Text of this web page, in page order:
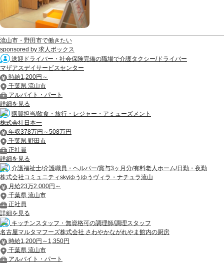
流山市・野田市で働きたい
sponsored by 求人ボックス
送迎ドライバー・社会保険完備の職場で介護タクシー/ドライバー
マザアスデイサービスセンター
時給1,200円～
千葉県 流山市
アルバイト・パート
詳細を見る
購買担当/飲食・旅行・レジャー・アミューズメント
株式会社日本一
年収378万円～508万円
千葉県 野田市
正社員
詳細を見る
介護福祉士/介護職員・ヘルパー/賞与3ヶ月分/有料老人ホーム/日勤・夜勤
株式会社コミュニティskyゆうゆうヴィラ・ナチュラ流山
月給23万2,000円～
千葉県 流山市
正社員
詳細を見る
キッチンスタッフ・無資格可の調理師/調理スタッフ
名古屋マルタマフーズ株式会社 さわやかながれやま館内の厨房
時給1,200円～1,350円
千葉県 流山市
アルバイト・パート